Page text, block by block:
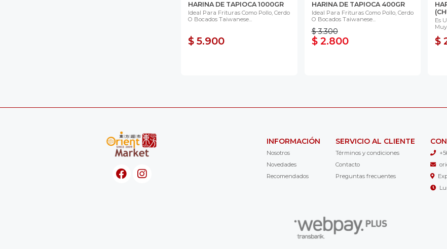
HARINA DE TAPIOCA 1000GR
Ideal Para Frituras Como Pollo, Cerdo
O Bocados Taiwanese...
$ 5.900
HARINA DE TAPIOCA 400GR
Ideal Para Frituras Como Pollo, Cerdo
O Bocados Taiwanese...
$ 3.300
$ 2.800
Es
$
INFORMACIÓN
Nosotros
Novedades
Recomendados
SERVICIO AL CLIENTE
Términos y condiciones
Contacto
Preguntas frecuentes